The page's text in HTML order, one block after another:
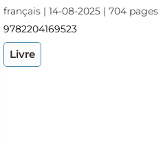
français | 14-08-2025 | 704 pages
9782204169523
Livre